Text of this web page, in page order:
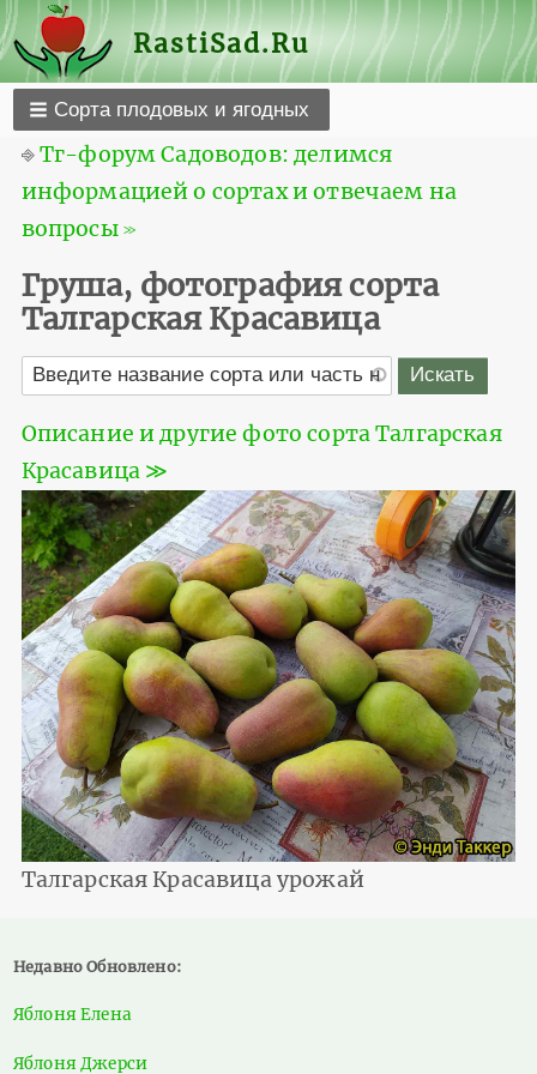
RastiSad.Ru
Сорта плодовых и ягодных
⎆Тг-форум Садоводов: делимся
информацией о сортах и отвечаем на
вопросы ≫
Груша, фотография сорта
Талгарская Красавица
Описание и другие фото сорта Талгарская
Красавица ≫
Талгарская Красавица урожай
Недавно Обновлено:
Яблоня Елена
Яблоня Джерси